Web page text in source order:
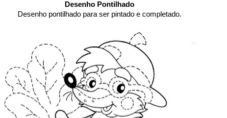
Desenho Pontilhado
Desenho pontilhado para ser pintado e completado.